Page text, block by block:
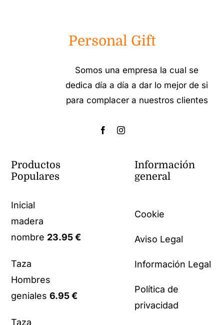
Personal Gift
Somos una empresa la cual se
dedica día a día a dar lo mejor de si
para complacer a nuestros clientes
Productos
Populares
Inicial
madera
nombre 23.95€
Taza
Hombres
geniales 6.95€
Taza
Información
general
Cookie
Aviso Legal
Información Legal
Política de
privacidad